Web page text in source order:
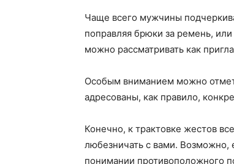
Чаще всего мужчины
поправляя брюки за ремень,
можно рассматривать как
Особым вниманием можно
адресованы, как правило,
Конечно, к трактовке жестов
любезничать с вами.
понимании противоположного